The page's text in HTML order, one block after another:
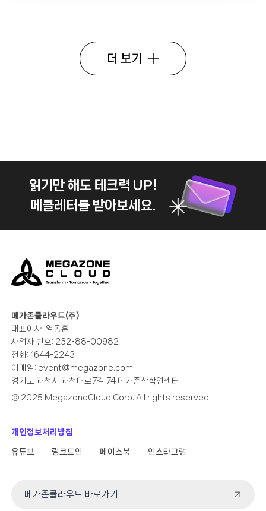
더 보기
읽기만 해도 테크력 UP!
메클레터를 받아보세요.
메가존클라우드 바로가기
메가존클라우드(주)
대표이사: 염동훈
사업자 번호: 232-88-00982
전화: 1644-2243
이메일: event@megazone.com
경기도 과천시 과천대로7길 74 메가존산학연센터
ⓒ 2025 MegazoneCloud Corp. All rights reserved.
개인정보처리방침
유튜브 링크드인 페이스북 인스타그램